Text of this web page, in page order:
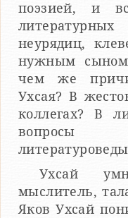
поэзией, и
неурядиц,
нужным сыном
чем же
Ухсая? В жестокой эпохе? В пиндоносных
коллегах? В личном
вопросы
Ухсай
мыслитель,
Яков Ухсай